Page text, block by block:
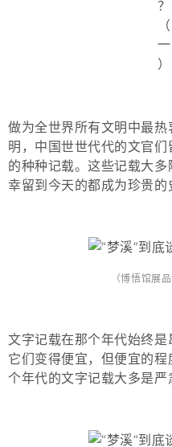
做为全世界所有文明中最
明，中国世世代代的文官
的种种记载。这些记载大
幸留到今天的都成为珍贵的
（博悟馆展
文字记载在那个年代始终
它们变得便宜，但便宜的
个年代的文字记载大多是严